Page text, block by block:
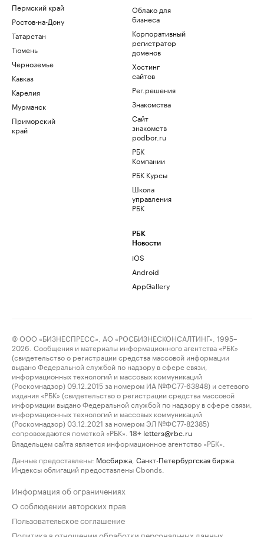
Пермский край
Ростов-на-Дону
Татарстан
Тюмень
Черноземье
Кавказ
Карелия
Мурманск
Приморский
край
Облако для
бизнеса
Корпоративный
регистратор
доменов
Хостинг
сайтов
Рег.решения
Знакомства
Сайт
знакомств
podbor.ru
РБК
Компании
РБК Курсы
Школа
управления
РБК
РБК
Новости
iOS
Android
AppGallery
© ООО «БИЗНЕСПРЕСС», АО «РОСБИЗНЕСКОНСАЛТИНГ», 1995–
2026. Сообщения и материалы информационного агентства «РБК»
(свидетельство о регистрации средства массовой информации
выдано Федеральной службой по надзору в сфере связи,
информационных технологий и массовых коммуникаций
(Роскомнадзор) 09.12.2015 за номером ИА №ФС77-63848) и сетевого
издания «РБК» (свидетельство о регистрации средства массовой
информации выдано Федеральной службой по надзору в сфере связи,
информационных технологий и массовых коммуникаций
(Роскомнадзор) 03.12.2021 за номером ЭЛ №ФС77-82385)
сопровождаются пометкой «РБК».
18+ letters@rbc.ru
Владельцем сайта является информационное агентство «РБК».
Данные предоставлены: Мосбиржа Санкт-Петербургская биржа
Индексы облигаций предоставлены Cbonds.
Информация об ограничениях
О соблюдении авторских прав
Пользовательское соглашение